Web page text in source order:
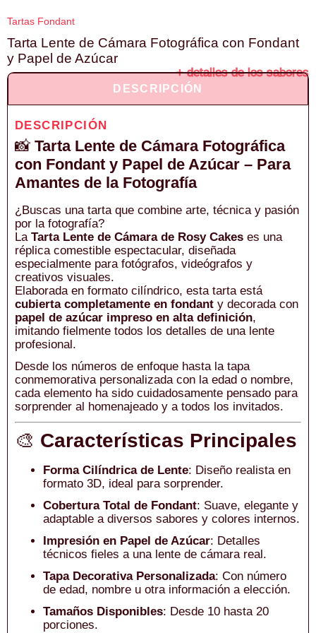
Tartas Fondant
Tarta Lente de Cámara Fotográfica con Fondant
y Papel de Azúcar
+ detalles de los sabores
DESCRIPCIÓN
DESCRIPCIÓN
📸 Tarta Lente de Cámara Fotográfica
con Fondant y Papel de Azúcar – Para
Amantes de la Fotografía
¿Buscas una tarta que combine arte, técnica y pasión
por la fotografía?
La Tarta Lente de Cámara de Rosy Cakes es una
réplica comestible espectacular, diseñada
especialmente para fotógrafos, videógrafos y
creativos visuales.
Elaborada en formato cilíndrico, esta tarta está
cubierta completamente en fondant y decorada con
papel de azúcar impreso en alta definición,
imitando fielmente todos los detalles de una lente
profesional.
Desde los números de enfoque hasta la tapa
conmemorativa personalizada con la edad o nombre,
cada elemento ha sido cuidadosamente pensado para
sorprender al homenajeado y a todos los invitados.
🎨 Características Principales
Forma Cilíndrica de Lente: Diseño realista en
formato 3D, ideal para sorprender.
Cobertura Total de Fondant: Suave, elegante y
adaptable a diversos sabores y colores internos.
Impresión en Papel de Azúcar: Detalles
técnicos fieles a una lente de cámara real.
Tapa Decorativa Personalizada: Con número
de edad, nombre u otra información a elección.
Tamaños Disponibles: Desde 10 hasta 20
porciones.